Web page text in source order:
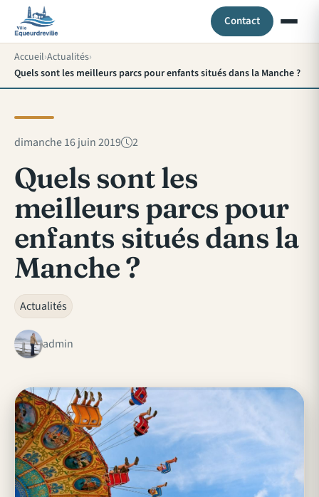
Contact
Accueil Actualités
Quels sont les meilleurs parcs pour enfants situés dans la Manche ?
dimanche 16 juin 2019 2
Quels sont les
meilleurs parcs pour
enfants situés dans la
Manche ?
Actualités
admin